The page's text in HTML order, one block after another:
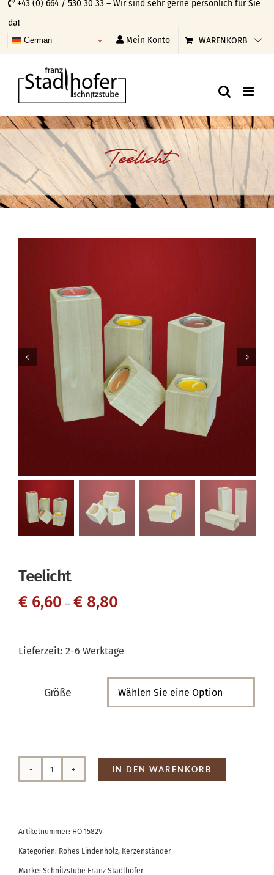
Skip
to
content
+43 (0) 664 / 530 30 33 – Wir sind sehr gerne persönlich für Sie
da!
German Mein Konto WARENKORB
Teelicht
Teelicht
€ 6,60 – € 8,80
Lieferzeit: 2-6 Werktage
Größe
Teelicht
IN DEN WARENKORB
Artikelnummer: HO 1582V
Kategorien: Rohes Lindenholz, Kerzenständer
Marke: Schnitzstube Franz Stadlhofer